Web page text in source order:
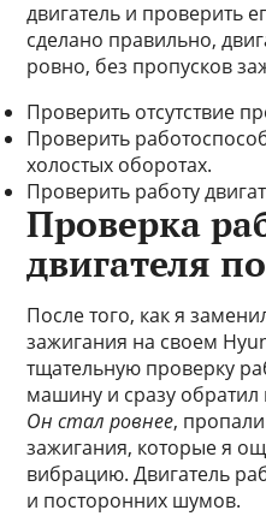
двигатель и проверить
сделано правильно,
ровно, без пропусков
Проверить отсутствие
Проверить
холостых оборотах.
Проверить работу
Проверка
двигателя
После того, как я
зажигания на своем
тщательную проверку
машину и сразу
Он стал ровнее,
зажигания, которые я
вибрацию. Двигатель
и посторонних шумов.